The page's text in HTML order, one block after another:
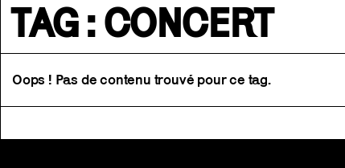
TAG : CONCERT
Oops ! Pas de contenu trouvé pour ce tag.